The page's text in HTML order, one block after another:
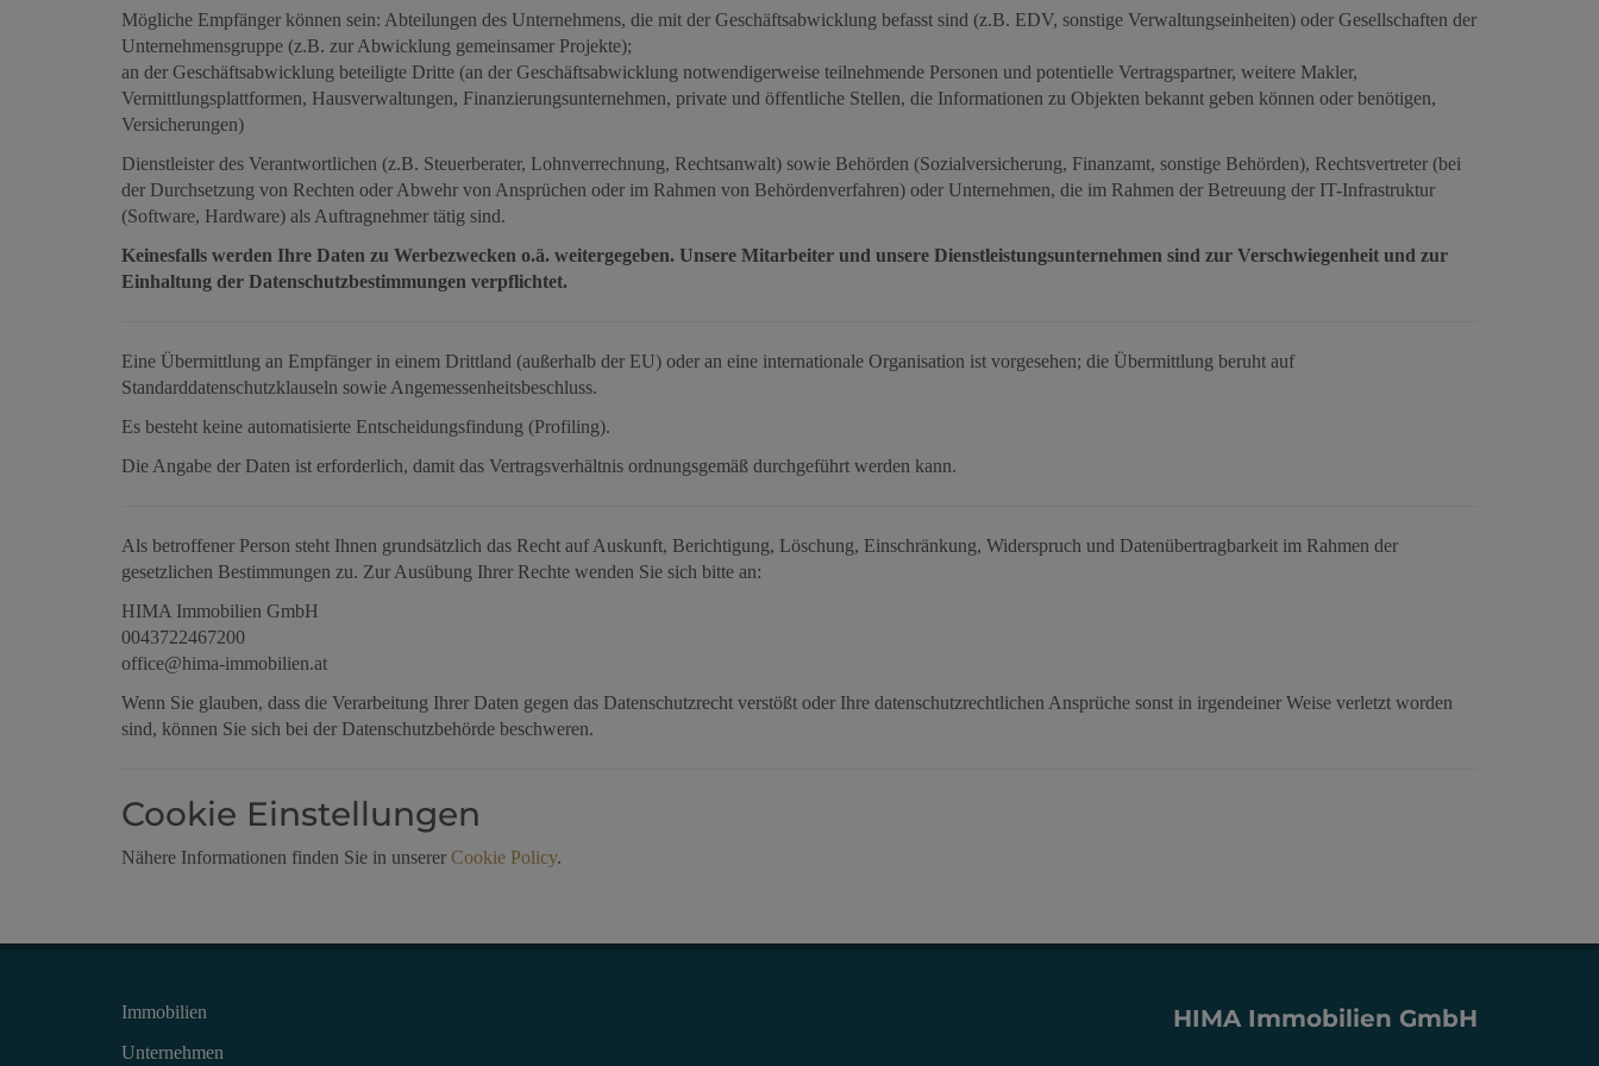
Mögliche Empfänger können sein: Abteilungen des Unternehmens, die mit der Geschäftsabwicklung befasst sind (z.B. EDV, sonstige Verwaltungseinheiten) oder Gesellschaften der
Unternehmensgruppe (z.B. zur Abwicklung gemeinsamer Projekte);
an der Geschäftsabwicklung beteiligte Dritte (an der Geschäftsabwicklung notwendigerweise teilnehmende Personen und potentielle Vertragspartner, weitere Makler,
Vermittlungsplattformen, Hausverwaltungen, Finanzierungsunternehmen, private und öffentliche Stellen, die Informationen zu Objekten bekannt geben können oder benötigen,
Versicherungen)
Dienstleister des Verantwortlichen (z.B. Steuerberater, Lohnverrechnung, Rechtsanwalt) sowie Behörden (Sozialversicherung, Finanzamt, sonstige Behörden), Rechtsvertreter (bei
der Durchsetzung von Rechten oder Abwehr von Ansprüchen oder im Rahmen von Behördenverfahren) oder Unternehmen, die im Rahmen der Betreuung der IT-Infrastruktur
(Software, Hardware) als Auftragnehmer tätig sind.
Keinesfalls werden Ihre Daten zu Werbezwecken o.ä. weitergegeben. Unsere Mitarbeiter und unsere Dienstleistungsunternehmen sind zur Verschwiegenheit und zur
Einhaltung der Datenschutzbestimmungen verpflichtet.
Eine Übermittlung an Empfänger in einem Drittland (außerhalb der EU) oder an eine internationale Organisation ist vorgesehen; die Übermittlung beruht auf
Standarddatenschutzklauseln sowie Angemessenheitsbeschluss.
Es besteht keine automatisierte Entscheidungsfindung (Profiling).
Die Angabe der Daten ist erforderlich, damit das Vertragsverhältnis ordnungsgemäß durchgeführt werden kann.
Als betroffener Person steht Ihnen grundsätzlich das Recht auf Auskunft, Berichtigung, Löschung, Einschränkung, Widerspruch und Datenübertragbarkeit im Rahmen der
gesetzlichen Bestimmungen zu. Zur Ausübung Ihrer Rechte wenden Sie sich bitte an:
HIMA Immobilien GmbH
0043722467200
office@hima-immobilien.at
Wenn Sie glauben, dass die Verarbeitung Ihrer Daten gegen das Datenschutzrecht verstößt oder Ihre datenschutzrechtlichen Ansprüche sonst in irgendeiner Weise verletzt worden
sind, können Sie sich bei der Datenschutzbehörde beschweren.
Cookie Einstellungen
Nähere Informationen finden Sie in unserer Cookie Policy.
Immobilien
Unternehmen
HIMA Immobilien GmbH